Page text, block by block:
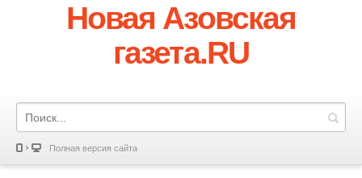
Новая Азовская
газета.RU
Полная версия сайта